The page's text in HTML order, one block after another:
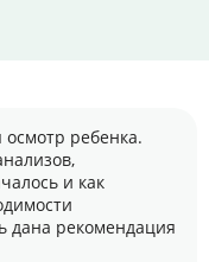
ребенка.
и как
дана рекомендация